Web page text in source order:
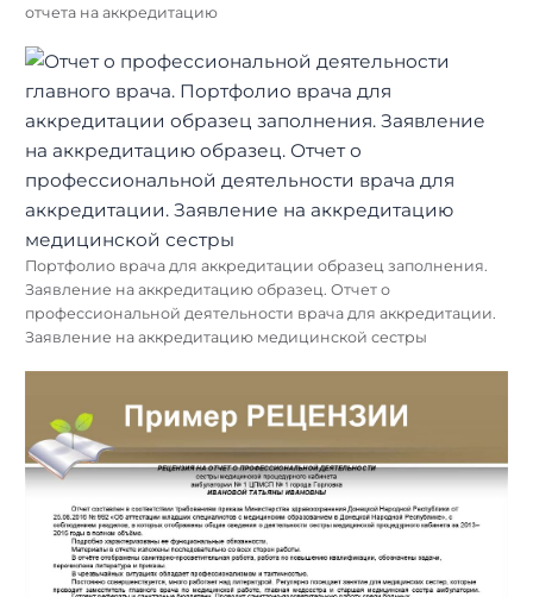
отчета на аккредитацию
Портфолио врача для аккредитации образец заполнения.
Заявление на аккредитацию образец. Отчет о
профессиональной деятельности врача для аккредитации.
Заявление на аккредитацию медицинской сестры